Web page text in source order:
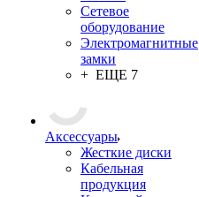
Сетевое
оборудование
Электромагнитные
замки
+ ЕЩЕ 7
Аксессуары
Жесткие диски
Кабельная
продукция